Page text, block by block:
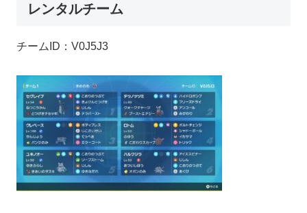
レンタルチーム
チームID：V0J5J3